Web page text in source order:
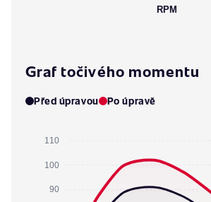
RPM
Graf točivého momentu
Před úpravou Po úpravě
110
100
90